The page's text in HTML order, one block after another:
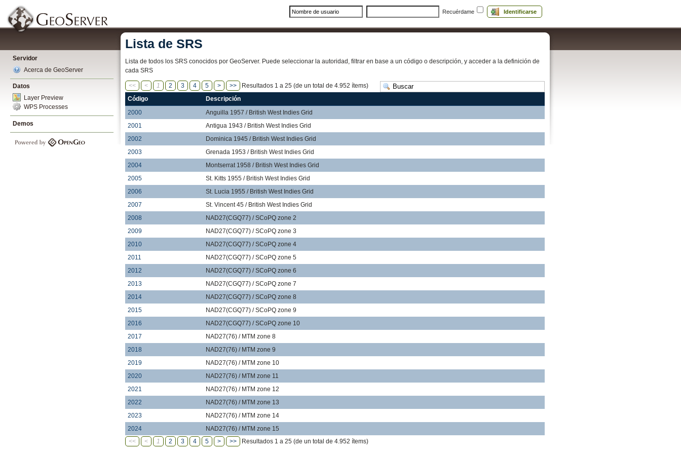
Recuérdame Identificarse
Servidor
Acerca de GeoServer
Datos
Layer Preview
WPS Processes
Demos
Lista de SRS
Lista de todos los SRS conocidos por GeoServer. Puede seleccionar la autoridad, filtrar en base a un código o descripción, y acceder a la definición de
cada SRS
<< < 1 2 3 4 5 > >>
Resultados 1 a 25 (de un total de 4.952 ítems)
Código
Descripción
2000
Anguilla 1957 / British West Indies Grid
2001
Antigua 1943 / British West Indies Grid
2002
Dominica 1945 / British West Indies Grid
2003
Grenada 1953 / British West Indies Grid
2004
Montserrat 1958 / British West Indies Grid
2005
St. Kitts 1955 / British West Indies Grid
2006
St. Lucia 1955 / British West Indies Grid
2007
St. Vincent 45 / British West Indies Grid
2008
NAD27(CGQ77) / SCoPQ zone 2
2009
NAD27(CGQ77) / SCoPQ zone 3
2010
NAD27(CGQ77) / SCoPQ zone 4
2011
NAD27(CGQ77) / SCoPQ zone 5
2012
NAD27(CGQ77) / SCoPQ zone 6
2013
NAD27(CGQ77) / SCoPQ zone 7
2014
NAD27(CGQ77) / SCoPQ zone 8
2015
NAD27(CGQ77) / SCoPQ zone 9
2016
NAD27(CGQ77) / SCoPQ zone 10
2017
NAD27(76) / MTM zone 8
2018
NAD27(76) / MTM zone 9
2019
NAD27(76) / MTM zone 10
2020
NAD27(76) / MTM zone 11
2021
NAD27(76) / MTM zone 12
2022
NAD27(76) / MTM zone 13
2023
NAD27(76) / MTM zone 14
2024
NAD27(76) / MTM zone 15
<<
< 1 2 3 4 5 > >> Resultados 1 a 25 (de un total de 4.952 ítems)